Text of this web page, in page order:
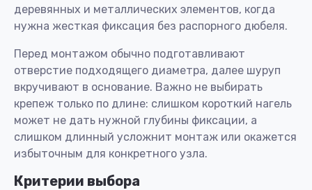
деревянных и металлических элементов, когда
нужна жесткая фиксация без распорного дюбеля.
Перед монтажом обычно подготавливают
отверстие подходящего диаметра, далее шуруп
вкручивают в основание. Важно не выбирать
крепеж только по длине: слишком короткий нагель
может не дать нужной глубины фиксации, а
слишком длинный усложнит монтаж или окажется
избыточным для конкретного узла.
Критерии выбора